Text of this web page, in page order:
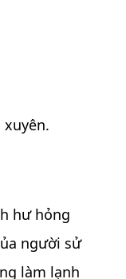
hư hỏng
người sử
làm lạnh